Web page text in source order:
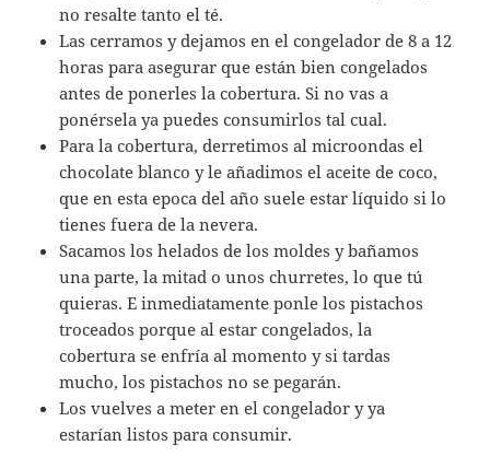
no resalte tanto el té.
Las cerramos y dejamos en el congelador de 8 a 12
horas para asegurar que están bien congelados
antes de ponerles la cobertura. Si no vas a
ponérsela ya puedes consumirlos tal cual.
Para la cobertura, derretimos al microondas el
chocolate blanco y le añadimos el aceite de coco,
que en esta epoca del año suele estar líquido si lo
tienes fuera de la nevera.
Sacamos los helados de los moldes y bañamos
una parte, la mitad o unos churretes, lo que tú
quieras. E inmediatamente ponle los pistachos
troceados porque al estar congelados, la
cobertura se enfría al momento y si tardas
mucho, los pistachos no se pegarán.
Los vuelves a meter en el congelador y ya
estarían listos para consumir.